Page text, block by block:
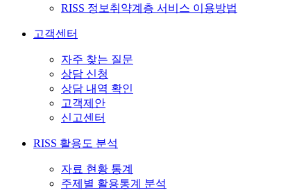
RISS 정보취약계층 서비스 이용방법
고객센터
자주 찾는 질문
상담 신청
상담 내역 확인
고객제안
신고센터
RISS 활용도 분석
자료 현황 통계
주제별 활용통계 분석